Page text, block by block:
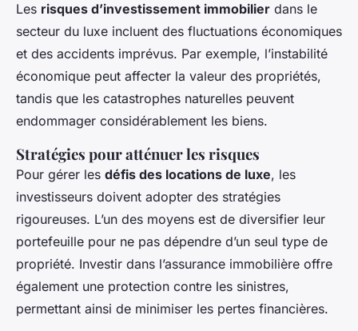
Les risques d’investissement immobilier dans le
secteur du luxe incluent des fluctuations économiques
et des accidents imprévus. Par exemple, l’instabilité
économique peut affecter la valeur des propriétés,
tandis que les catastrophes naturelles peuvent
endommager considérablement les biens.
Stratégies pour atténuer les risques
Pour gérer les défis des locations de luxe, les
investisseurs doivent adopter des stratégies
rigoureuses. L’un des moyens est de diversifier leur
portefeuille pour ne pas dépendre d’un seul type de
propriété. Investir dans l’assurance immobilière offre
également une protection contre les sinistres,
permettant ainsi de minimiser les pertes financières.